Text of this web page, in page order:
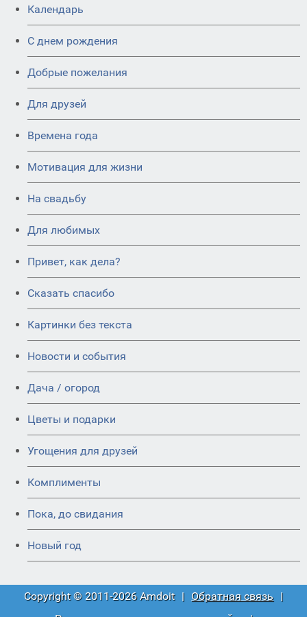
Календарь
C днем рождения
Добрые пожелания
Для друзей
Времена года
Мотивация для жизни
На свадьбу
Для любимых
Привет, как дела?
Сказать спасибо
Картинки без текста
Новости и события
Дача / огород
Цветы и подарки
Угощения для друзей
Комплименты
Пока, до свидания
Новый год
Copyright © 2011-2026 Amdoit | Обратная связь |